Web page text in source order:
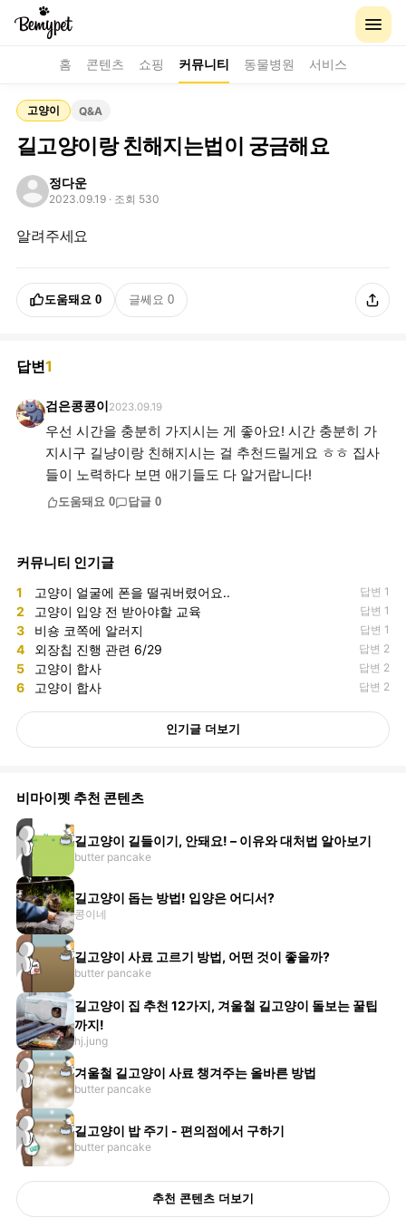
홈 콘텐츠 쇼핑 커뮤니티 동물병원 서비스
고양이 Q&A
길고양이랑 친해지는법이 궁금해요
정다운
2023.09.19 · 조회 530
알려주세요
도움돼요 0 글쎄요 0
답변1
검은콩콩이 2023.09.19
우선 시간을 충분히 가지시는 게 좋아요! 시간 충분히 가
지시구 길냥이랑 친해지시는 걸 추천드릴게요 ㅎㅎ 집사
들이 노력하다 보면 애기들도 다 알거랍니다!
도움돼요 0 답글 0
커뮤니티 인기글
1 고양이 얼굴에 폰을 떨궈버렸어요.. 답변 1
2 고양이 입양 전 받아야할 교육 답변 1
3 비숑 코쪽에 알러지 답변 1
4 외장칩 진행 관련 6/29 답변 2
5 고양이 합사 답변 2
6 고양이 합사 답변 2
인기글 더보기
비마이펫 추천 콘텐츠
길고양이 길들이기, 안돼요! – 이유와 대처법 알아보기
butter pancake
길고양이 돕는 방법! 입양은 어디서?
콩이네
길고양이 사료 고르기 방법, 어떤 것이 좋을까?
butter pancake
길고양이 집 추천 12가지, 겨울철 길고양이 돌보는 꿀팁
까지!
hj.jung
겨울철 길고양이 사료 챙겨주는 올바른 방법
butter pancake
길고양이 밥 주기 - 편의점에서 구하기
butter pancake
추천 콘텐츠 더보기